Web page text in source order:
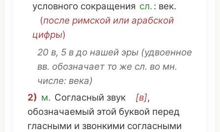
условного сокращения сл. : век.
(после римской или арабской
цифры)
20 в, 5 в до нашей эры (удвоенное
вв. обозначает то же сл. во мн.
числе: века)
2) м. Согласный звук [в],
обозначаемый этой буквой перед
гласными и звонкими согласными